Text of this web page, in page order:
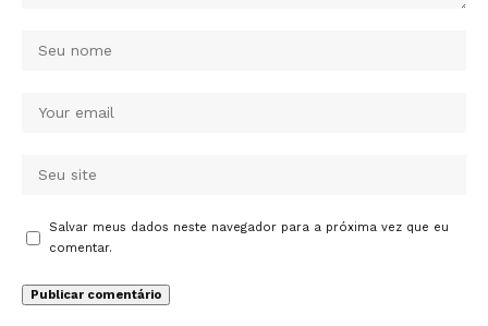
Salvar meus dados neste navegador para a próxima vez que eu
comentar.